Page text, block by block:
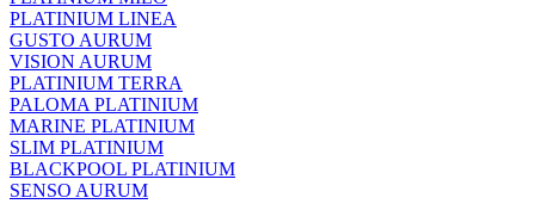
PLATINIUM LINEA
GUSTO AURUM
VISION AURUM
PLATINIUM TERRA
PALOMA PLATINIUM
MARINE PLATINIUM
SLIM PLATINIUM
BLACKPOOL PLATINIUM
SENSO AURUM